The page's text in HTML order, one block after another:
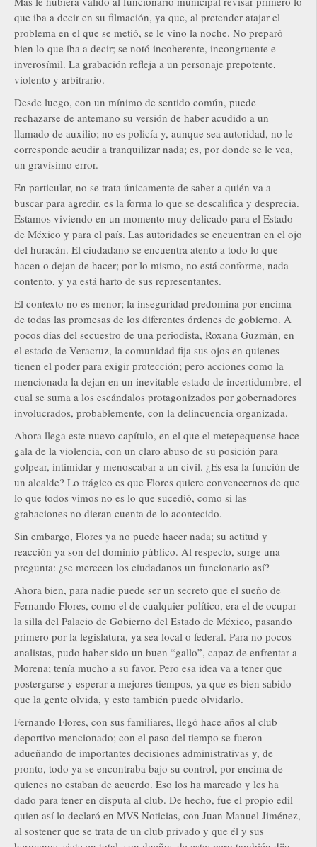
que iba a decir en su filmación, ya que, al pretender atajar el
problema en el que se metió, se le vino la noche. No preparó
bien lo que iba a decir; se notó incoherente, incongruente e
inverosímil. La grabación refleja a un personaje prepotente,
violento y arbitrario.
Desde luego, con un mínimo de sentido común, puede
rechazarse de antemano su versión de haber acudido a un
llamado de auxilio; no es policía y, aunque sea autoridad, no le
corresponde acudir a tranquilizar nada; es, por donde se le vea,
un gravísimo error.
En particular, no se trata únicamente de saber a quién va a
buscar para agredir, es la forma lo que se descalifica y desprecia.
Estamos viviendo en un momento muy delicado para el Estado
de México y para el país. Las autoridades se encuentran en el ojo
del huracán. El ciudadano se encuentra atento a todo lo que
hacen o dejan de hacer; por lo mismo, no está conforme, nada
contento, y ya está harto de sus representantes.
El contexto no es menor; la inseguridad predomina por encima
de todas las promesas de los diferentes órdenes de gobierno. A
pocos días del secuestro de una periodista, Roxana Guzmán, en
el estado de Veracruz, la comunidad fija sus ojos en quienes
tienen el poder para exigir protección; pero acciones como la
mencionada la dejan en un inevitable estado de incertidumbre, el
cual se suma a los escándalos protagonizados por gobernadores
involucrados, probablemente, con la delincuencia organizada.
Ahora llega este nuevo capítulo, en el que el metepequense hace
gala de la violencia, con un claro abuso de su posición para
golpear, intimidar y menoscabar a un civil. ¿Es esa la función de
un alcalde? Lo trágico es que Flores quiere convencernos de que
lo que todos vimos no es lo que sucedió, como si las
grabaciones no dieran cuenta de lo acontecido.
Sin embargo, Flores ya no puede hacer nada; su actitud y
reacción ya son del dominio público. Al respecto, surge una
pregunta: ¿se merecen los ciudadanos un funcionario así?
Ahora bien, para nadie puede ser un secreto que el sueño de
Fernando Flores, como el de cualquier político, era el de ocupar
la silla del Palacio de Gobierno del Estado de México, pasando
primero por la legislatura, ya sea local o federal. Para no pocos
analistas, pudo haber sido un buen “gallo”, capaz de enfrentar a
Morena; tenía mucho a su favor. Pero esa idea va a tener que
postergarse y esperar a mejores tiempos, ya que es bien sabido
que la gente olvida, y esto también puede olvidarlo.
Fernando Flores, con sus familiares, llegó hace años al club
deportivo mencionado; con el paso del tiempo se fueron
adueñando de importantes decisiones administrativas y, de
pronto, todo ya se encontraba bajo su control, por encima de
quienes no estaban de acuerdo. Eso los ha marcado y les ha
dado para tener en disputa al club. De hecho, fue el propio edil
quien así lo declaró en MVS Noticias, con Juan Manuel Jiménez,
al sostener que se trata de un club privado y que él y sus